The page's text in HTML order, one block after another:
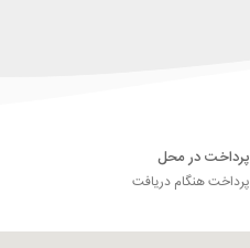
پرداخت در محل
پرداخت هنگام دریافت